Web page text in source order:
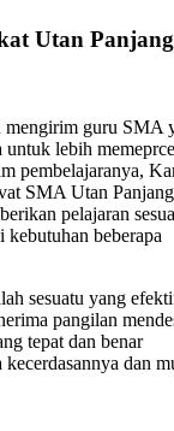
Utan Panjang
mengirim guru SMA
untuk lebih
pembelajaranya,
SMA Utan Panjang
pelajaran
beberapa
sesuatu yang
pangilan
tepat dan benar
dan